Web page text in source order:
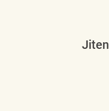
Jiten